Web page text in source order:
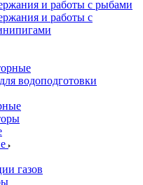
и работы с рыбами
и работы с
водоподготовки
газов